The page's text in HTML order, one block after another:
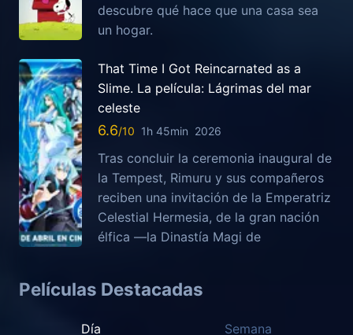
descubre qué hace que una casa sea
un hogar.
That Time I Got Reincarnated as a
Slime. La película: Lágrimas del mar
celeste
6.6 1h 45min 2026
Tras concluir la ceremonia inaugural de
la Tempest, Rimuru y sus compañeros
reciben una invitación de la Emperatriz
Celestial Hermesia, de la gran nación
élfica —la Dinastía Magi de
Películas Destacadas
Día Semana